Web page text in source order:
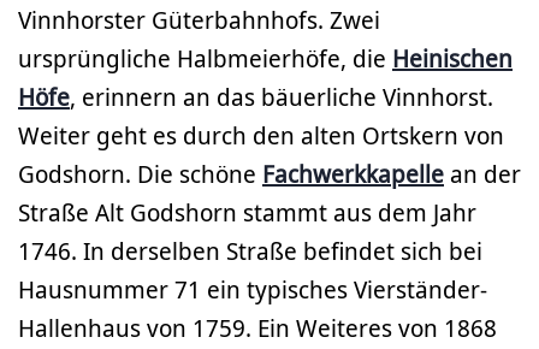
Vinnhorster Güterbahnhofs. Zwei
ursprüngliche Halbmeierhöfe, die Heinischen
Höfe, erinnern an das bäuerliche Vinnhorst.
Weiter geht es durch den alten Ortskern von
Godshorn. Die schöne Fachwerkkapelle an der
Straße Alt Godshorn stammt aus dem Jahr
1746. In derselben Straße befindet sich bei
Hausnummer 71 ein typisches Vierständer-
Hallenhaus von 1759. Ein Weiteres von 1868